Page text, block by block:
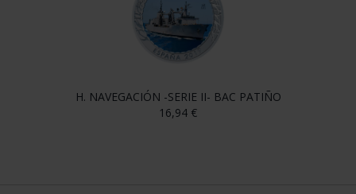
H. NAVEGACIÓN -SERIE II- BAC PATIÑO
16,94 €